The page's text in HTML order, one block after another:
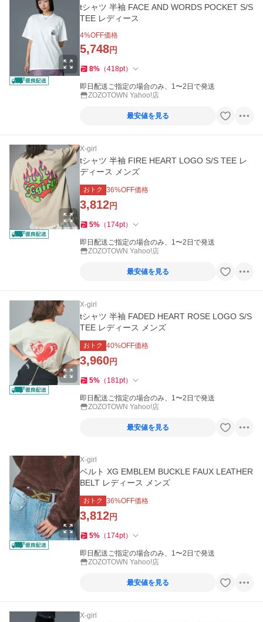
tシャツ 半袖 FACE AND WORDS POCKET S/S
TEE レディース
4%OFF価格
5,748円
8% （418pt）
即日配送ご指定の場合のみ、1〜2日で発送
ZOZOTOWN Yahoo!店
最安値を見る
X-girl
tシャツ 半袖 FIRE HEART LOGO S/S TEE レ
ディース メンズ
おトク 36%OFF価格
3,812円
5% （ 174pt）
即日配送ご指定の場合のみ、1〜2日で発送
ZOZOTOWN Yahoo!店
最安値を見る
X-girl
tシャツ 半袖 FADED HEART ROSE LOGO S/S
TEE レディース メンズ
おトク 40%OFF価格
3,960円
5% （ 181pt）
即日配送ご指定の場合のみ、1〜2日で発送
ZOZOTOWN Yahoo!店
最安値を見る
X-girl
ベルト XG EMBLEM BUCKLE FAUX LEATHER
BELT レディース メンズ
おトク 36%OFF価格
3,812円
5% （ 174pt）
即日配送ご指定の場合のみ、1〜2日で発送
ZOZOTOWN Yahoo!店
最安値を見る
X-girl